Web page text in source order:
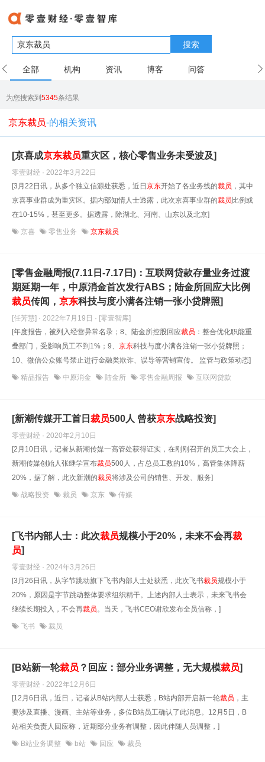
搜索
全部 机构 资讯 博客 问答
为您搜索到5345条结果
京东裁员-的相关资讯
[京喜成京东裁员重灾区，核心零售业务未受波及]
零壹财经 · 2022年3月22日
[3月22日讯，从多个独立信源处获悉，近日京东开始了各业务线的裁员 ，其中
京喜事业群成为重灾区。据内部知情人士透露，此次京喜事业群的裁员比例或
在10-15%，甚至更多。据透露，除湖北、河南、山东以及北京]
京喜 零售业务 京东裁员
[零售金融周报(7.11日-7.17日)：互联网贷款存量业务过渡
期延期一年，中原消金首次发行ABS；陆金所回应大比例
裁员传闻， 京东科技与度小满各注销一张小贷牌照]
[任芳慧] · 2022年7月19日 · [零壹智库]
[年度报告，被列入经营异常名录；8、陆金所控股回应裁员 ：整合优化职能重
叠部门，受影响员工不到1%；9、 京东科技与度小满各注销一张小贷牌照；
10、微信公众账号禁止进行金融类欺诈、误导等营销宣传。 监管与政策动态]
精品报告 中原消金 陆金所 零售金融周报 互联网贷款
[新潮传媒开工首日 裁员500人 曾获京东战略投资]
零壹财经 · 2020年2月10日
[2月10日讯，记者从新潮传媒一高管处获得证实，在刚刚召开的员工大会上，
新潮传媒创始人张继学宣布裁员500人，占总员工数的10%，高管集体降薪
20%，据了解，此次新潮的裁员将涉及公司的销售、开发、服务]
战略投资 裁员 京东 传媒
[飞书内部人士：此次裁员规模小于20%，未来不会再裁
员]
零壹财经 · 2024年3月26日
[3月26日讯，从字节跳动旗下飞书内部人士处获悉，此次飞书裁员规模小于
20%，原因是字节跳动整体要求组织精干。上述内部人士表示，未来飞书会
继续长期投入，不会再裁员。当天，飞书CEO谢欣发布全员信称，]
飞书 裁员
[B站新一轮裁员 ？回应：部分业务调整，无大规模裁员]
零壹财经 · 2022年12月6日
[12月6日讯，近日，记者从B站内部人士获悉，B站内部开启新一轮裁员 ，主
要涉及直播、漫画、主站等业务，多位B站员工确认了此消息。12月5日，B
站相关负责人回应称，近期部分业务有调整，因此伴随人员调整，]
B站业务调整 b站 回应 裁员